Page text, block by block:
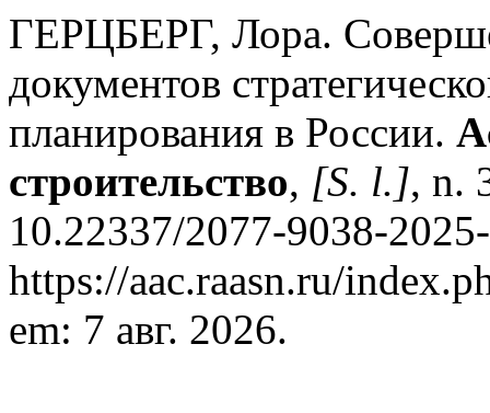
ГЕРЦБЕРГ, Лора.
документов
планирования в России.
строительство, [S. l.], n.
10.22337/2077-9038-
https://aac.raasn.ru/
em: 7 авг. 2026.